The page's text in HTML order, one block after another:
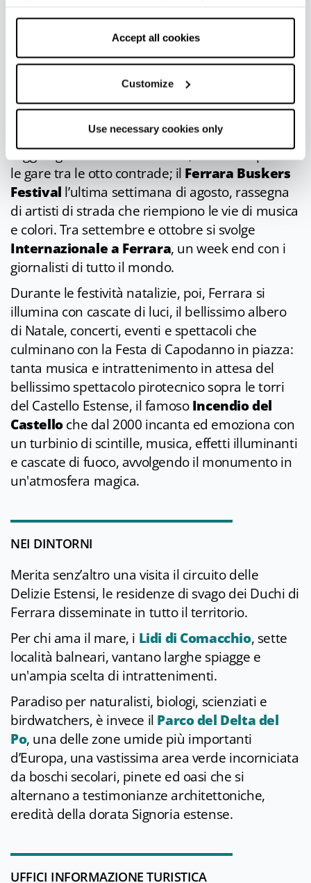
cookies only” and only the technical cookies for the
correct functioning of the website will be used.
Accept all cookies
Customize
Use necessary cookies only
APPUNTAMENTI DI RILIEVO
IlPalio di San Giorgio, il più antico del mondo,
l’ultimo sabato di maggio: più di mille figuranti
sfilano in costume rinascimentale per
raggiungere la Piazza Ariostea, dove si disputano
le gare tra le otto contrade; il Ferrara Buskers
Festival l’ultima settimana di agosto, rassegna
di artisti di strada che riempiono le vie di musica
e colori. Tra settembre e ottobre si svolge
Internazionale a Ferrara, un week end con i
giornalisti di tutto il mondo.
Durante le festività natalizie, poi, Ferrara si
illumina con cascate di luci, il bellissimo albero
di Natale, concerti, eventi e spettacoli che
culminano con la Festa di Capodanno in piazza:
tanta musica e intrattenimento in attesa del
bellissimo spettacolo pirotecnico sopra le torri
del Castello Estense, il famosoIncendio del
Castelloche dal 2000 incanta ed emoziona con
un turbinio di scintille, musica, effetti illuminanti
e cascate di fuoco, avvolgendo il monumento in
un'atmosfera magica.
NEI DINTORNI
Merita senz’altro una visita il circuito delle
Delizie Estensi, le residenze di svago dei Duchi di
Ferrara disseminate in tutto il territorio.
Per chi ama il mare, i Lidi di Comacchio, sette
località balneari, vantano larghe spiagge e
un'ampia scelta di intrattenimenti.
Paradiso per naturalisti, biologi, scienziati e
birdwatchers, è invece il Parco del Delta del
Po, una delle zone umide più importanti
d’Europa, una vastissima area verde incorniciata
da boschi secolari, pinete ed oasi che si
alternano a testimonianze architettoniche,
eredità della dorata Signoria estense.
UFFICI INFORMAZIONE TURISTICA